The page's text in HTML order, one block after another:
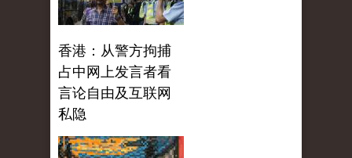
香港：从警方拘捕
占中网上发言者看
言论自由及互联网
私隐